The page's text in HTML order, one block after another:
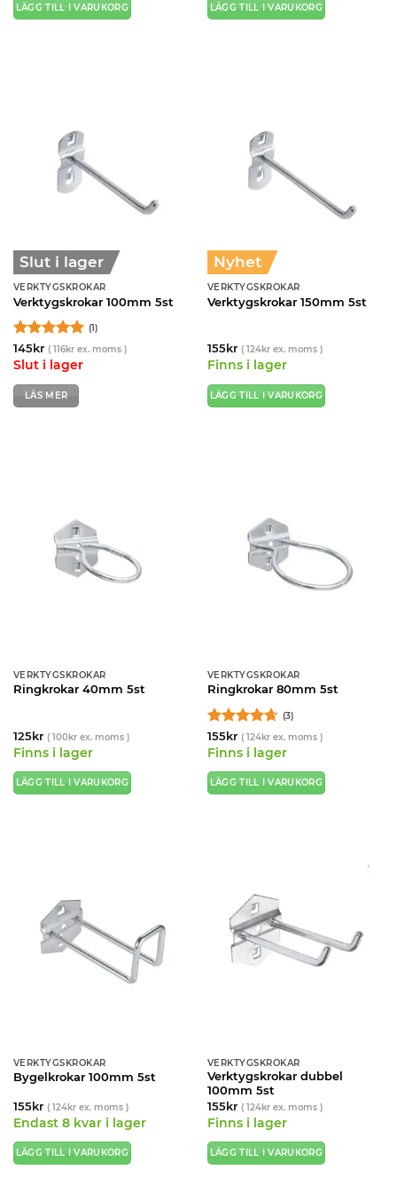
LÄGG TILL I VARUKORG LÄGG TILL I VARUKORG
Slut i lager
VERKTYGSKROKAR
Verktygskrokar 100mm 5st
Betygsatt5
av 5
(1)
145kr ( 116krex. moms )
Slut i lager
LÄS MER
Nyhet
VERKTYGSKROKAR
Verktygskrokar 150mm 5st
155kr ( 124krex. moms )
Finns i lager
LÄGG TILL I VARUKORG
VERKTYGSKROKAR
Ringkrokar 40mm 5st
125kr ( 100krex. moms )
Finns i lager
LÄGG TILL I VARUKORG
VERKTYGSKROKAR
Ringkrokar 80mm 5st
Betygsatt
4.67av 5
(3)
155kr ( 124krex. moms )
Finns i lager
LÄGG TILL I VARUKORG
VERKTYGSKROKAR
Bygelkrokar 100mm 5st
155kr ( 124krex. moms )
Endast 8 kvar i lager
LÄGG TILL I VARUKORG
VERKTYGSKROKAR
Verktygskrokar dubbel
100mm 5st
155kr ( 124krex. moms )
Finns i lager
LÄGG TILL I VARUKORG